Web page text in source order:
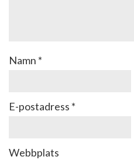
Namn *
E-postadress *
Webbplats